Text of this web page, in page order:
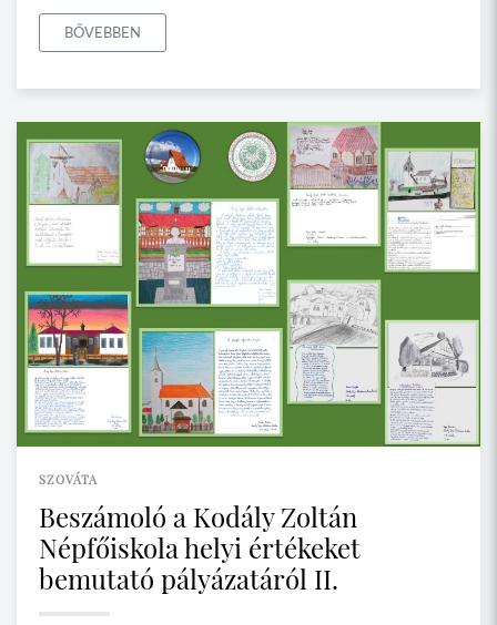
BŐVEBBEN
SZOVÁTA
Beszámoló a Kodály Zoltán
Népfőiskola helyi értékeket
bemutató pályázatáról II.